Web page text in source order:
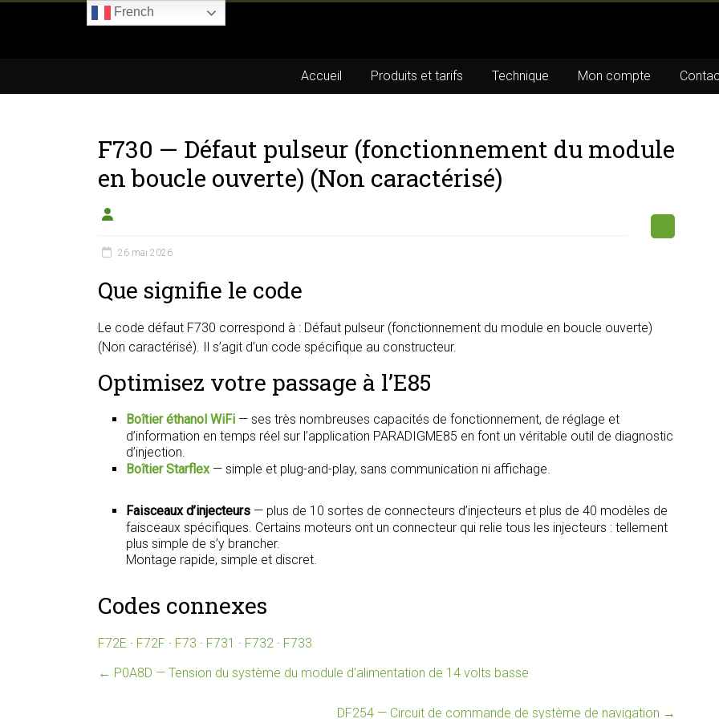
du
boîtier
éthanol
Accueil Produits et tarifs Technique Mon compte
F730 — Défaut pulseur (fonctionnement du module
en boucle ouverte) (Non caractérisé)
26 mai 2026
Que signifie le code
Le code défaut F730 correspond à : Défaut pulseur (fonctionnement du module en boucle ouverte)
(Non caractérisé). Il s’agit d’un code spécifique au constructeur.
Optimisez votre passage à l’E85
Boîtier éthanol WiFi — ses très nombreuses capacités de fonctionnement, de réglage et
d’information en temps réel sur l’application PARADIGME85 en font un véritable outil de diagnostic
d’injection.
Boîtier Starflex— simple et plug-and-play, sans communication ni affichage.
Faisceaux d’injecteurs — plus de 10 sortes de connecteurs d’injecteurs et plus de 40 modèles de
faisceaux spécifiques. Certains moteurs ont un connecteur qui relie tous les injecteurs : tellement
plus simple de s’y brancher.
Montage rapide, simple et discret.
Codes connexes
F72E · F72F · F73 · F731 · F732 · F733
← P0A8D — Tension du système du module d’alimentation de 14 volts basse
DF254 — Circuit de commande de système de navigation →
French